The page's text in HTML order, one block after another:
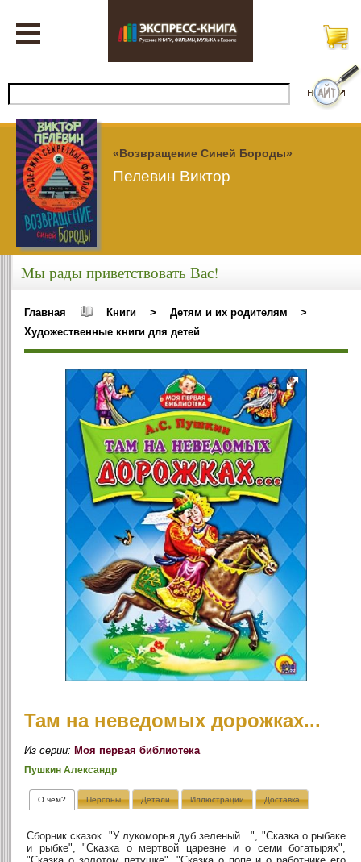
«Возвращение Синей Бороды»
Пелевин Виктор
Мы рады приветствовать Вас!
Главная Книги > Детям и их родителям
>
Художественные книги для детей
Там на неведомых дорожках...
Из серии:Моя первая библиотека
Пушкин Александр
О чем? Персоны Детали Иллюстрации Доставка
Сборник сказок. "У лукоморья дуб зеленый…", "Сказка о рыбаке
и рыбке", "Сказка о мертвой царевне и о семи богатырях",